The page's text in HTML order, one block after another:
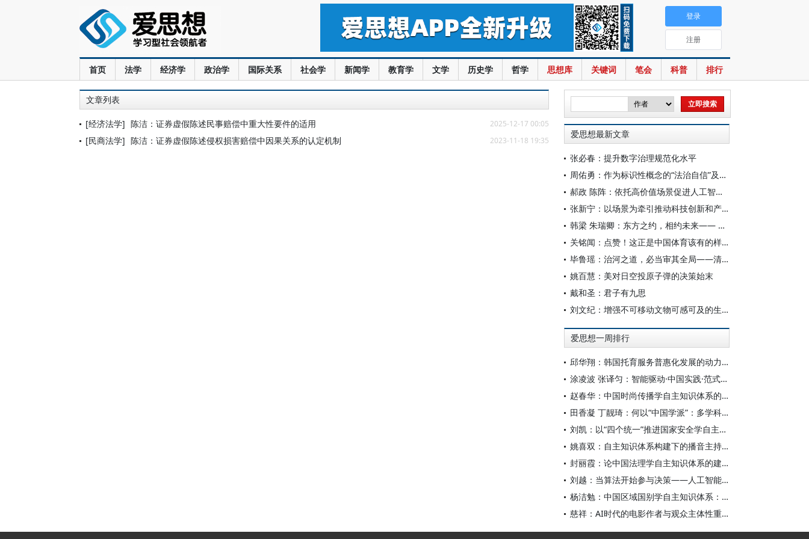
首页 法学 经济学 政治学 国际关系 社会学 新闻学 教育学 文学 历史学 哲学 思想库 关键词 笔会 科普 排行
登录
注册
文章列表
[经济法学] 陈洁：证券虚假陈述民事赔偿中重大性要件的适用 2025-12-17 00:05
[民商法学] 陈洁：证券虚假陈述侵权损害赔偿中因果关系的认定机制 2023-11-18 19:35
爱思想最新文章
张必春：提升数字治理规范化水平
周佑勇：作为标识性概念的“法治自信”及其时代意蕴
郝政 陈阵：依托高价值场景促进人工智能高质量数据集建设
张新宁：以场景为牵引推动科技创新和产业创新深度融合
韩梁 朱瑞卿：东方之约，相约未来—— 中国元首外交的世界情怀与大国气派
关铭闻：点赞！这正是中国体育该有的样子
毕鲁瑶：治河之道，必当审其全局——清代靳辅的治水理念与实践
姚百慧：美对日空投原子弹的决策始末
戴和圣：君子有九思
刘文纪：增强不可移动文物可感可及的生命力
爱思想一周排行
邱华翔：韩国托育服务普惠化发展的动力机制、制度路径与政策效应
涂凌波 张译匀：智能驱动·中国实践·范式创新：“构建中国新闻传播学自主知识体系”专题研讨会综述
赵春华：中国时尚传播学自主知识体系的内在逻辑与实践路径
田香凝 丁靓琦：何以“中国学派”：多学科视野下中国特色新闻传播学建设的研究
刘凯：以“四个统一”推进国家安全学自主知识体系构建
姚喜双：自主知识体系构建下的播音主持高等专业教育研究
封丽霞：论中国法理学自主知识体系的建构
刘越：当算法开始参与决策——人工智能重塑全球治理的底层逻辑
杨洁勉：中国区域国别学自主知识体系：本原、借鉴和建构
慈祥：AI时代的电影作者与观众主体性重构